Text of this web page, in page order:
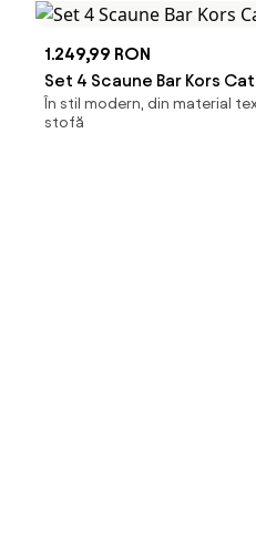
1.249,99 RON
Set 4 Scaune Bar Kors
În stil modern, din material
stofă